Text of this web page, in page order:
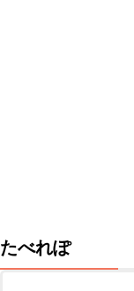
たべれぽ